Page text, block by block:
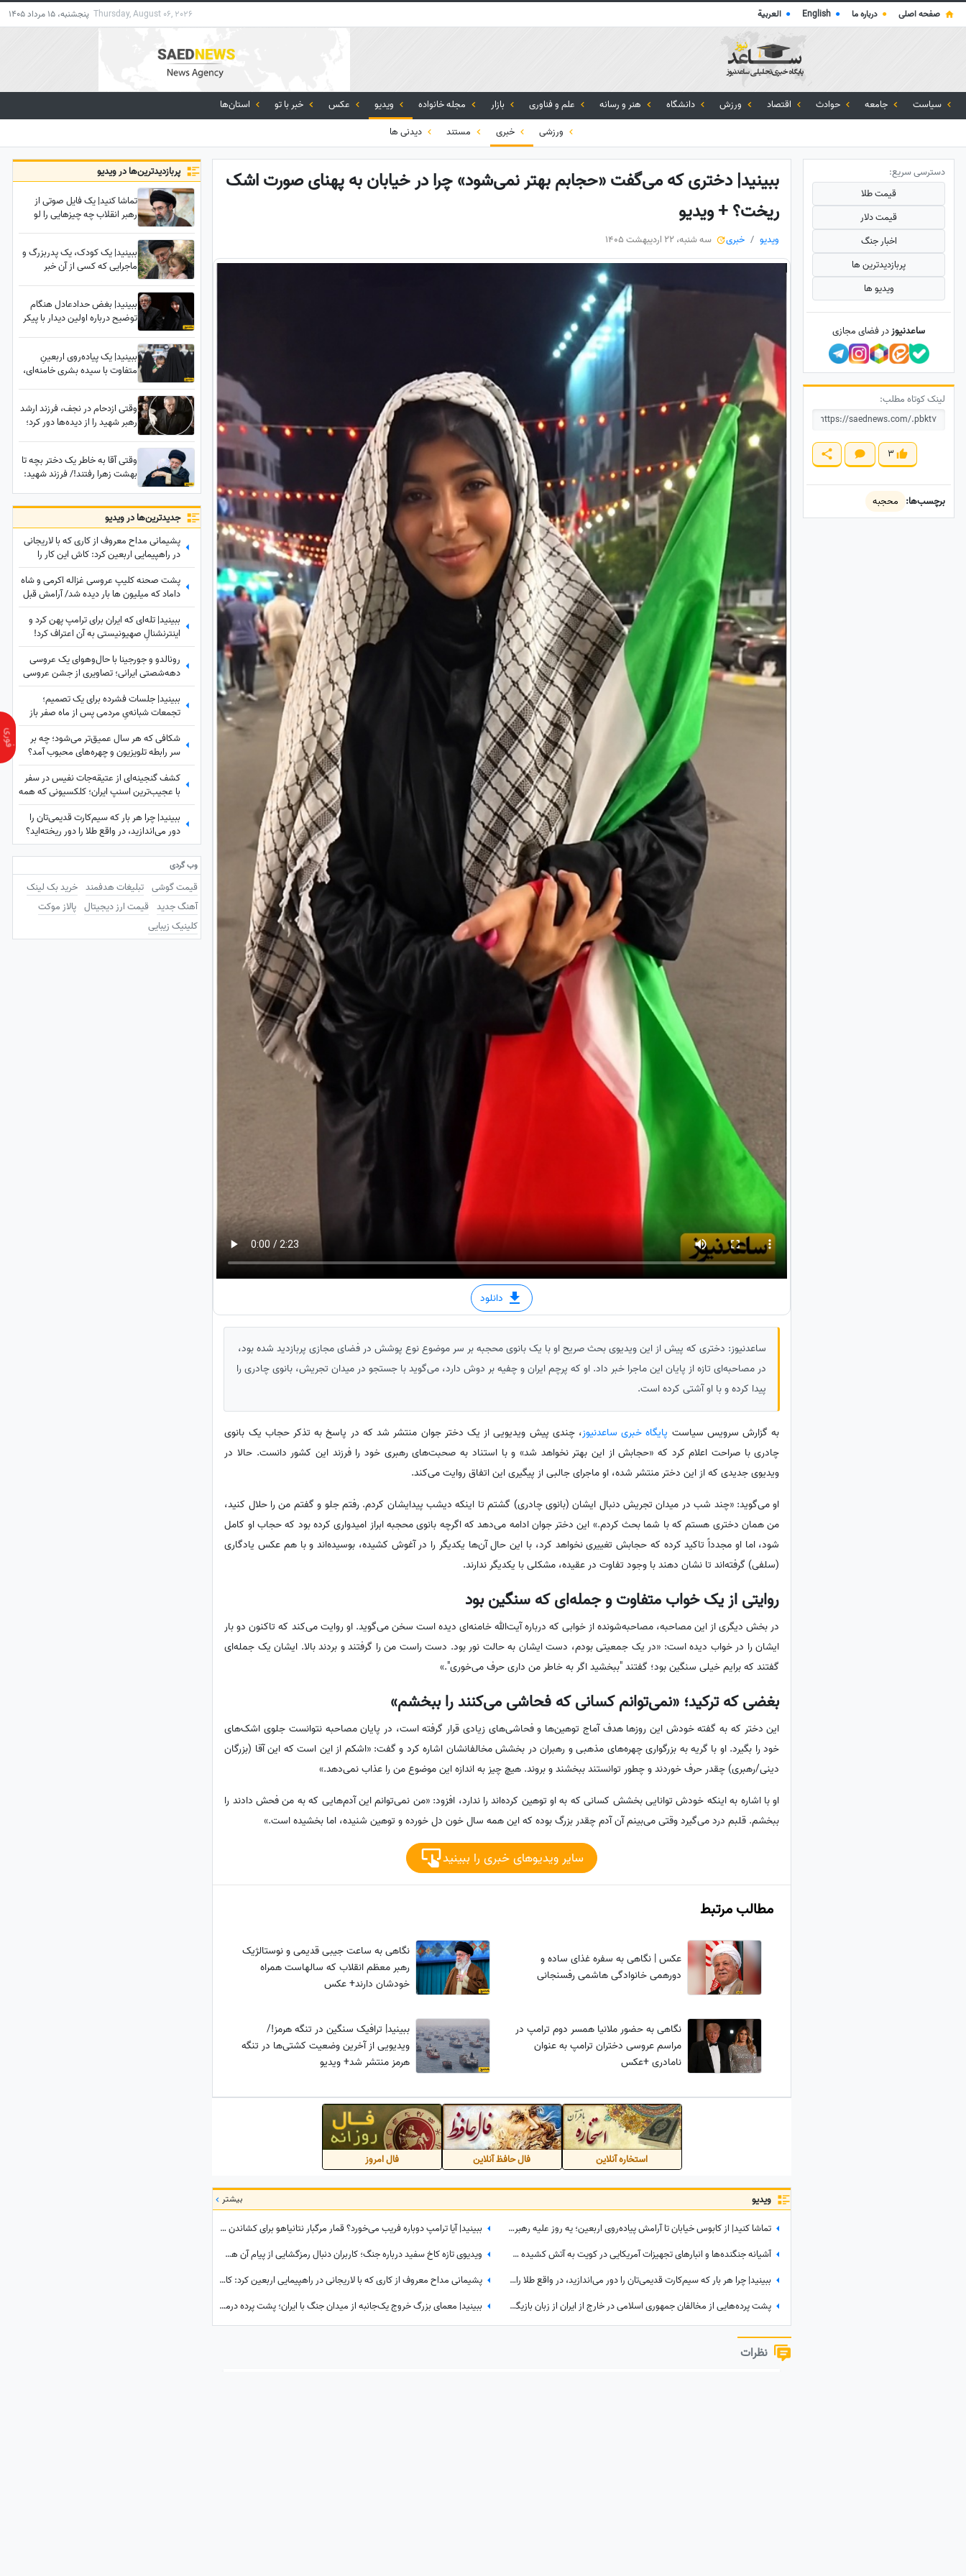
صفحه اصلی ● درباره ما ●
English
● العربية Thursday, August 06, 2026 پنجشنبه، 15 مرداد 1405
سیاست جامعه حوادث اقتصاد ورزش دانشگاه هنر و رسانه علم و فناوری بازار مجله خانواده ویدیو عکس خبر با تو
استان‌ها
ورزشی
خبری مستند دیدنی ها
ببینید| دختری که می‌گفت «حجابم بهتر نمی‌شود» چرا در خیابان به پهنای صورت اشک
ریخت؟ + ویدیو
ویدیو خبری سه شنبه، 22 اردیبهشت 1405
دانلود
ساعدنیوز: دختری که پیش از این ویدیوی بحث صریح او با یک بانوی محجبه بر سر موضوع نوع پوشش در فضای مجازی پربازدید شده بود،
در مصاحبه‌ای تازه از پایان این ماجرا خبر داد. او که پرچم ایران و چفیه بر دوش دارد، می‌گوید با جستجو در میدان تجریش، بانوی چادری را
پیدا کرده و با او آشتی کرده است.
به گزارش سرویس سیاست پایگاه خبری ساعدنیوز،‌ چندی پیش ویدیویی از یک دختر جوان منتشر شد که در پاسخ به تذکر حجاب یک بانوی
چادری با صراحت اعلام کرد که «حجابش از این بهتر نخواهد شد» و با استناد به صحبت‌های رهبری خود را فرزند این کشور دانست. حالا در
ویدیوی جدیدی که از این دختر منتشر شده، او ماجرای جالبی از پیگیری این اتفاق روایت می‌کند.
او می‌گوید: «چند شب در میدان تجریش دنبال ایشان (بانوی چادری) گشتم تا اینکه دیشب پیدایشان کردم. رفتم جلو و گفتم من را حلال کنید،
من همان دختری هستم که با شما بحث کردم.» این دختر جوان ادامه می‌دهد که اگرچه بانوی محجبه ابراز امیدواری کرده بود که حجاب او کامل
شود، اما او مجدداً تاکید کرده که حجابش تغییری نخواهد کرد، با این حال آن‌ها یکدیگر را در آغوش کشیده، بوسیده‌اند و با هم عکس یادگاری
(سلفی) گرفته‌اند تا نشان دهند با وجود تفاوت در عقیده، مشکلی با یکدیگر ندارند.
روایتی از یک خواب متفاوت و جمله‌ای که سنگین بود
در بخش دیگری از این مصاحبه، مصاحبه‌شونده از خوابی که درباره آیت‌الله خامنه‌ای دیده است سخن می‌گوید. او روایت می‌کند که تاکنون دو بار
ایشان را در خواب دیده است: «در یک جمعیتی بودم، دست ایشان به حالت نور بود. دست راست من را گرفتند و بردند بالا. ایشان یک جمله‌ای
گفتند که برایم خیلی سنگین بود؛ گفتند "ببخشید اگر به خاطر من داری حرف می‌خوری".»
بغضی که ترکید؛ «نمی‌توانم کسانی که فحاشی می‌کنند را ببخشم»
این دختر که به گفته خودش این روزها هدف آماج توهین‌ها و فحاشی‌های زیادی قرار گرفته است، در پایان مصاحبه نتوانست جلوی اشک‌های
خود را بگیرد. او با گریه به بزرگواری چهره‌های مذهبی و رهبران در بخشش مخالفانشان اشاره کرد و گفت: «اشکم از این است که این آقا (بزرگان
دینی/رهبری) چقدر حرف خوردند و چطور توانستند ببخشند و بروند. هیچ چیز به اندازه این موضوع من را عذاب نمی‌دهد.»
او با اشاره به اینکه خودش توانایی بخشش کسانی که به او توهین کرده‌اند را ندارد، افزود: «من نمی‌توانم این آدم‌هایی که به من فحش دادند را
ببخشم. قلبم درد می‌گیرد وقتی می‌بینم آن آدم چقدر بزرگ بوده که این همه سال خون دل خورده و توهین شنیده، اما بخشیده است.»
سایر ویدیوهای خبری را ببینید
مطالب مرتبط
عکس | نگاهی به سفره غذای ساده و
دورهمی خانوادگی هاشمی رفسنجانی
نگاهی به ساعت جیبی قدیمی و نوستالژیک
رهبر معظم انقلاب که سالهاست همراه
خودشان دارند+ عکس
نگاهی به حضور ملانیا همسر دوم ترامپ در
مراسم عروسی دختران ترامپ به عنوان
نامادری +عکس
ببینید| ترافیک سنگین در تنگه هرمز!/
ویدیویی از آخرین وضعیت کشتی‌ها در تنگه
هرمز منتشر شد+ ویدیو
استخاره آنلاین فال حافظ آنلاین فال امروز
ویدیو بیشتر
تماشا کنید| از کابوس خیابان تا آرامش پیاده‌روی اربعین؛ یه روز علیه رهبر شهید شعار میدادم امروز شدم نایب الزیاره خود آقا...
ببینید| آیا ترامپ دوباره فریب می‌خورد؟ قمار مرگبار نتانیاهو برای کشاندن آمریکا به باتلاق جنگ با ایران!
آشیانه جنگنده‌ها و انبارهای تجهیزات آمریکایی در کویت به آتش کشیده شد؛ بخشی از انتقام حمله به قشم تیک خورد!
ویدیوی تازه کاخ سفید درباره جنگ؛ کاربران دنبال رمزگشایی از پیام آن هستند
ببینید| چرا هر بار که سیم‌کارت قدیمی‌تان را دور می‌اندازید، در واقع طلا را دور ریخته‌اید؟
پشیمانی مداح معروف از کاری که با لاریجانی در راهپیمایی اربعین کرد: کاش این کار را نمی‌کردم
پشت پرده‌هایی از مخالفان جمهوری اسلامی در خارج از ایران از زبان بازیگر مهاجرت کرده / حامیان جمهوری اسلامی جان خود را هم می‌دهند
ببینید| معمای بزرگ خروج یک‌جانبه از میدان جنگ با ایران؛ پشت پرده درماندگی دولتمردان آمریکایی!
نظرات
پربازدید‌ترین‌ها در ویدیو
تماشا کنید| یک فایل صوتی از
رهبر انقلاب چه چیزهایی را لو
ببینید| یک کودک، یک پدربزرگ و
ماجرایی که کسی از آن خبر
شهید انقلاب در حرم امام رضا (ع)
ببینید| بغض حدادعادل هنگام
توضیح درباره اولین دیدار با پیکر
زهرا رو برای غسل دادن به ما
تحویل دادند دیدیم که...
ببینید| یک پیاده‌روی اربعینِ
متفاوت با سیده بشری خامنه‌ای،
بود
وقتی ازدحام در نجف، فرزند ارشد
رهبر شهید را از دیده‌ها دور کرد؛
وقتی آقا به خاطر یک دختر بچه تا
بهشت زهرا رفتند!/ فرزند شهید:
شما رو بغل کنم؟
جدید‌ترین‌ها در ویدیو
پشیمانی مداح معروف از کاری که با لاریجانی
در راهپیمایی اربعین کرد: کاش این کار را
نمی‌کردم
پشت صحنه کلیپ عروسی غزاله اکرمی و شاه
داماد که میلیون ها بار دیده شد/ آرامش قبل
از طوفان/ همه محو لبخند عروس بودند؛ اما
چند دقیقه بعد همه‌چیز تغییر کرد!
ببینید| تله‌ای که ایران برای ترامپ پهن کرد و
اینترنشنالِ صهیونیستی به آن اعتراف کرد!
رونالدو و جورجینا با حال‌وهوای یک عروسی
دهه‌شصتی ایرانی؛ تصاویری از جشن عروسی
ستاره فوتبال با حضور هالند، امباپه و مسی
که همه را غافلگیر کرد!
ببینید| جلسات فشرده برای یک تصمیم؛
تجمعات شبانه‌یِ مردمی پس از ماه صفر باز
هم ادامه دارد؟
شکافی که هر سال عمیق‌تر می‌شود؛ چه بر
سر رابطه تلویزیون و چهره‌های محبوب آمد؟
کشف گنجینه‌ای از عتیقه‌جات نفیس در سفر
با عجیب‌ترین اسنپ ایران؛ کلکسیونی که همه
را شگفت‌زده کرد
ببینید| چرا هر بار که سیم‌کارت قدیمی‌تان را
دور می‌اندازید، در واقع طلا را دور ریخته‌اید؟
وب گردی
قیمت گوشی تبلیغات هدفمند خرید بک لینک
آهنگ جدید قیمت ارز دیجیتال پالاز موکت
کلینیک زیبایی
دسترسی سریع:
قیمت طلا
قیمت دلار
اخبار جنگ
پربازدید‌ترین ها
ویدیو ها
ساعدنیوزدر فضای مجازی
لینک کوتاه مطلب:
3
برچسب‌ها: محجبه